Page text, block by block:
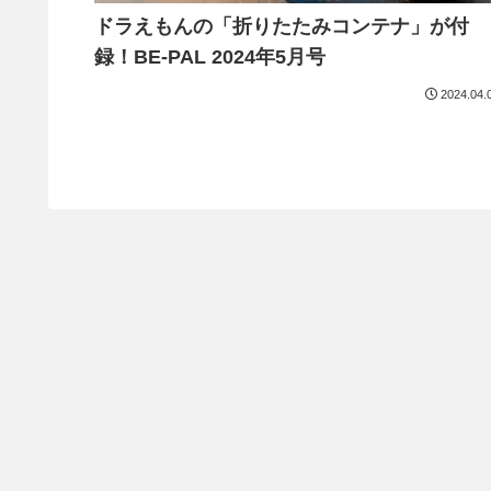
ドラえもんの「折りたたみコンテナ」が付
録！BE-PAL 2024年5月号